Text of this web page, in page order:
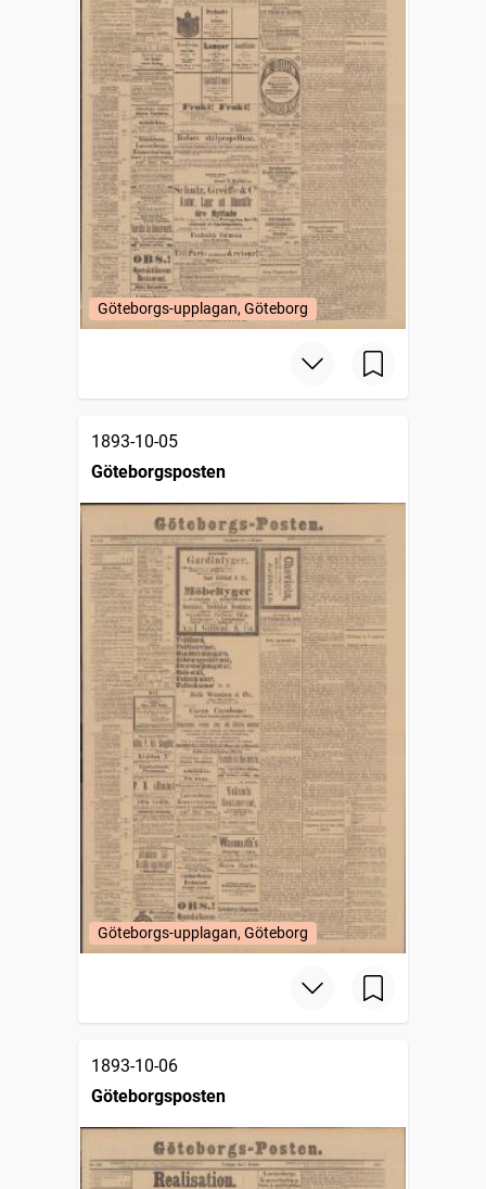
Göteborgs-upplagan, Göteborg
1893-10-05
Göteborgsposten
Göteborgs-upplagan, Göteborg
1893-10-06
Göteborgsposten